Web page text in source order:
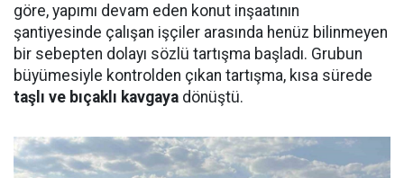
göre, yapımı devam eden konut inşaatının
şantiyesinde çalışan işçiler arasında henüz bilinmeyen
bir sebepten dolayı sözlü tartışma başladı. Grubun
büyümesiyle kontrolden çıkan tartışma, kısa sürede
taşlı ve bıçaklı kavgaya dönüştü.